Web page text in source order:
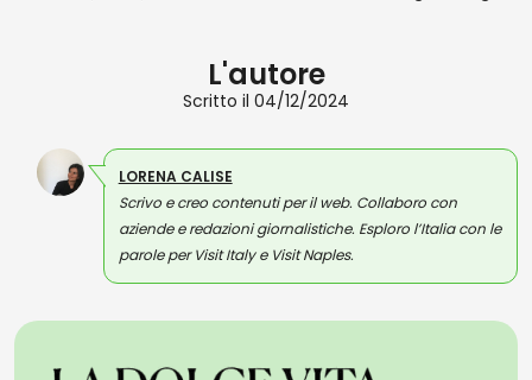
L'autore
Scritto il 04/12/2024
LORENA CALISE
Scrivo e creo contenuti per il web. Collaboro con
aziende e redazioni giornalistiche. Esploro l’Italia con le
parole per Visit Italy e Visit Naples.